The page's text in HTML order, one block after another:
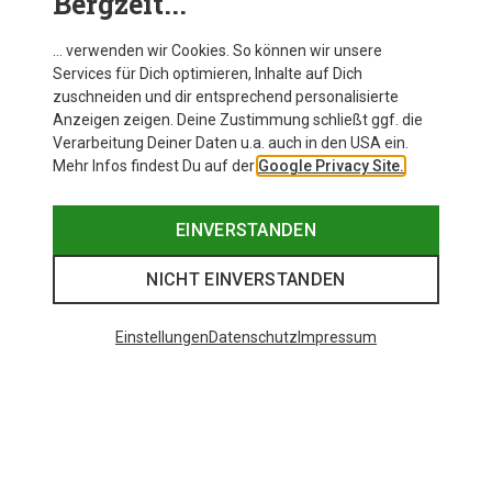
… verwenden wir Cookies. So können wir unsere
Services für Dich optimieren, Inhalte auf Dich
zuschneiden und dir entsprechend personalisierte
Anzeigen zeigen. Deine Zustimmung schließt ggf. die
Verarbeitung Deiner Daten u.a. auch in den USA ein.
Mehr Infos findest Du auf der Google Privacy Site.
EINVERSTANDEN
NICHT EINVERSTANDEN
EinstellungenDatenschutz Impressum